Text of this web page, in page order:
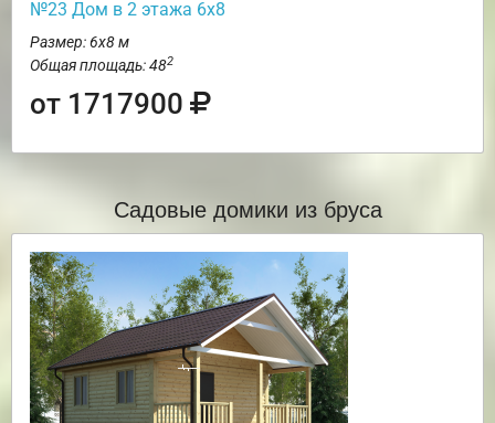
№23 Дом в 2 этажа 6х8
Размер: 6х8 м
Общая площадь: 482
от 1717900
Садовые домики из бруса